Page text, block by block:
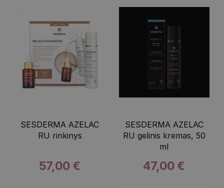
SESDERMA AZELAC
RU rinkinys
57,00 €
SESDERMA AZELAC
RU gelinis kremas, 50
ml
47,00 €